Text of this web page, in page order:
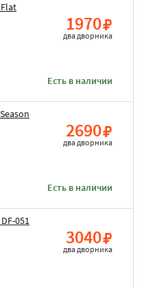
1970
два дворника
Есть в наличии
2690
два дворника
Есть в наличии
051
3040
два дворника